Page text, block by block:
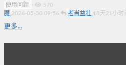
使用问题 ·
570
魔 2026-05-30 09:56 老当益壮 18天21小时
更多...